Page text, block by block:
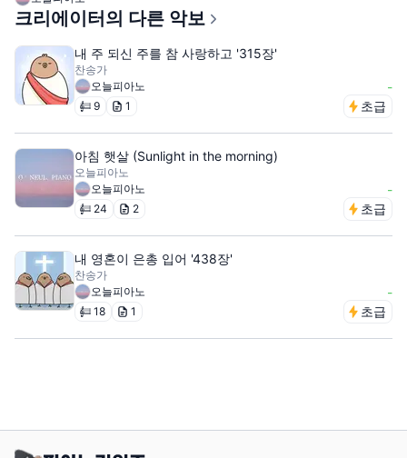
크리에이터의 다른 악보
내 주 되신 주를 참 사랑하고 '315장'
찬송가
오늘피아노
-
9 1 초급
아침 햇살 (Sunlight in the morning)
오늘피아노
오늘피아노
-
24 2 초급
내 영혼이 은총 입어 '438장'
찬송가
오늘피아노
-
18 1 초급